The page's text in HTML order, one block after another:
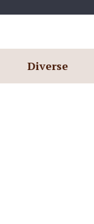
Diverse